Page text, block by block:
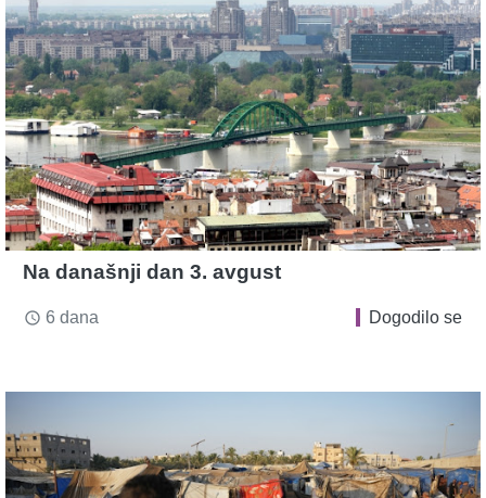
Na današnji dan 3. avgust
access_time 6 dana Dogodilo se